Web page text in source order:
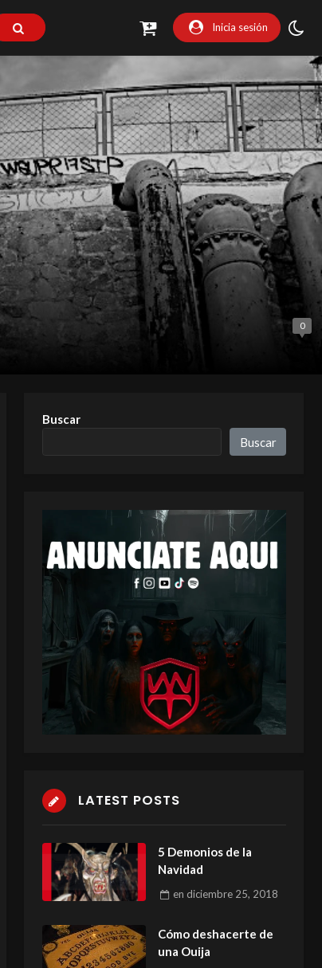
Inicia sesión
0
Buscar
Buscar
LATEST POSTS
5 Demonios de la
Navidad
en diciembre 25, 2018
Cómo deshacerte de
una Ouija